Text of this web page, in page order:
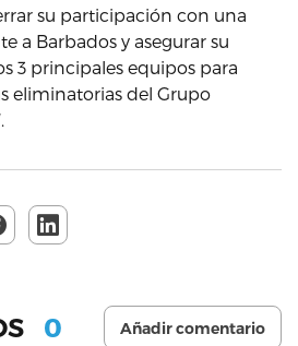
su participación con una
a Barbados y asegurar su
3 principales equipos para
eliminatorias del Grupo
0 Añadir comentario